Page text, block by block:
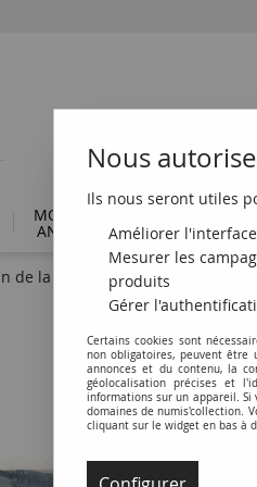
MONNAIES
ANTIQUES FRANÇAISES
de la Tour - Série U.40 - 1984 -
Nous
Ils nous seront utiles
Améliorer
Mesurer les
produits
Gérer
Certains cookies sont
non obligatoires, peuvent être
annonces et du contenu, la
géolocalisation précises et
informations sur un appareil. Si
domaines de numis'collection.
cliquant sur le widget en bas à